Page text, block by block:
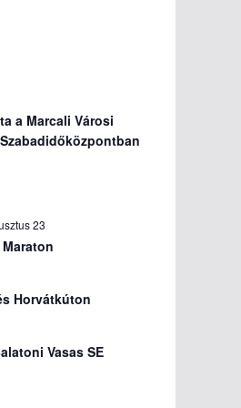
a Marcali Városi
23
Horvátkúton
Vasas SE